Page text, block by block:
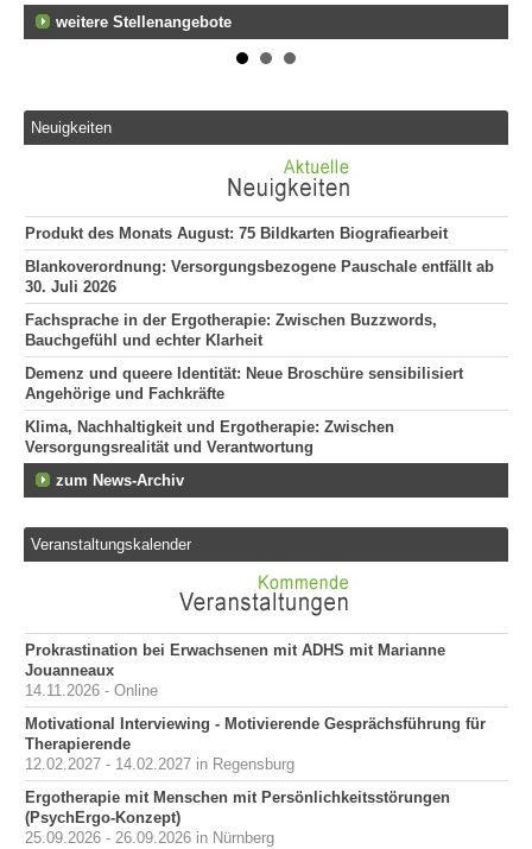
weitere Stellenangebote
Neuigkeiten
Produkt des Monats August: 75 Bildkarten Biografiearbeit
Blankoverordnung: Versorgungsbezogene Pauschale entfällt ab
30. Juli 2026
Fachsprache in der Ergotherapie: Zwischen Buzzwords,
Bauchgefühl und echter Klarheit
Demenz und queere Identität: Neue Broschüre sensibilisiert
Angehörige und Fachkräfte
Klima, Nachhaltigkeit und Ergotherapie: Zwischen
Versorgungsrealität und Verantwortung
zum News-Archiv
Veranstaltungskalender
Prokrastination bei Erwachsenen mit ADHS mit Marianne
Jouanneaux
14.11.2026 - Online
Motivational Interviewing - Motivierende Gesprächsführung für
Therapierende
12.02.2027 - 14.02.2027 in Regensburg
Ergotherapie mit Menschen mit Persönlichkeitsstörungen
(PsychErgo-Konzept)
25.09.2026 - 26.09.2026 in Nürnberg